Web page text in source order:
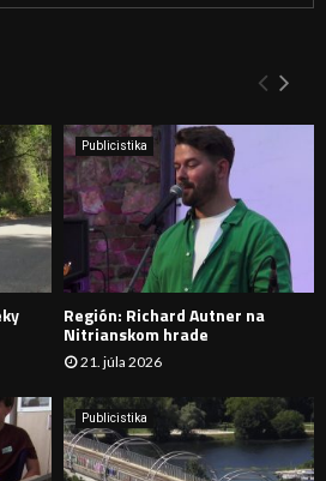
Y
H
D
A
N
Publicistika
Región: Richard Autner na
Nitrianskom hrade
21. júla 2026
Publicistika